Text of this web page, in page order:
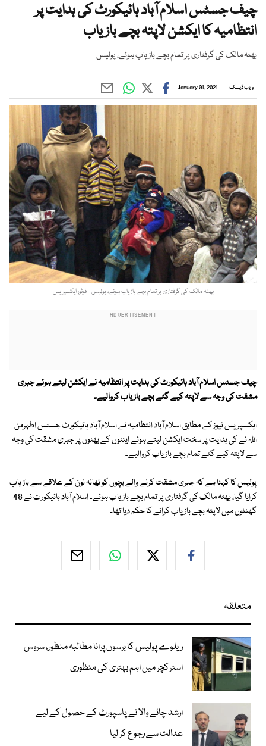
چیف جسٹس اسلام آباد ہائیکورٹ کی ہدایت پر
انتظامیہ کا ایکشن لاپتہ بچے بازیاب
بھٹہ مالک کی گرفتاری پر تمام بچے بازیاب ہوئے، پولیس
ویب ڈیسک January 01, 2021
بھٹہ مالک کی گرفتاری پر تمام بچے بازیاب ہوئے، پولیس - فوٹو: ایکسپریس
چیف جسٹس اسلام آباد ہائیکورٹ کی ہدایت پر انتظامیہ نے ایکشن لیتے ہوئے جبری
مشقت کی وجہ سے لاپتہ کیے گئے بچے بازیاب کروالیے۔
ایکسپریس نیوز کے مطابق اسلام آباد انتظامیہ نے اسلام آباد ہائیکورٹ جسٹس اطہرمن
اللہ نے کی ہدایت پر سخت ایکشن لیتے ہوئے اینٹوں کے بھٹوں پر جبری مشقت کی وجہ
سے لاپتہ کیے گئے تمام بچے بازیاب کروالیے۔
پولیس کا کہنا ہے کہ جبری مشقت کرنے والے بچوں کو تھانہ نون کے علاقے سے بازیاب
کرایا گیا، بھٹہ مالک کی گرفتاری پر تمام بچے بازیاب ہوئے۔ اسلام آباد ہائیکورٹ نے 48
گھنٹوں میں لاپتہ بچے بازیاب کرانے کا حکم دیا تھا۔
متعلقہ
ریلوے پولیس کا برسوں پرانا مطالبہ منظور، سروس
اسٹرکچر میں اہم بہتری کی منظوری
ارشد چائے والا نے پاسپورٹ کے حصول کے لیے
عدالت سے رجوع کر لیا